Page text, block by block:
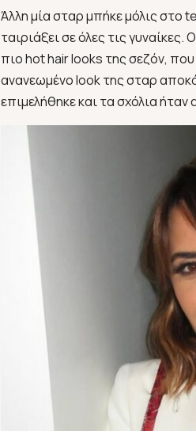
Άλλη μία σταρ μπήκε μόλις στο
ταιριάξει σε όλες τις
πιο hot hair looks της σεζόν, που
ανανεωμένο look της σταρ
επιμελήθηκε και τα σχόλια